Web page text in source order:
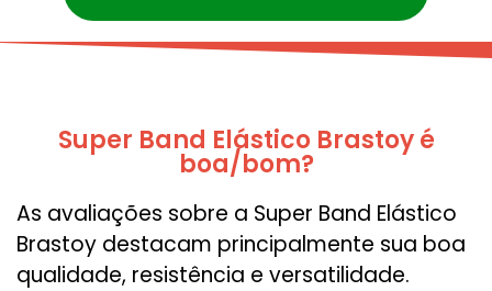
Super Band Elástico Brastoy é
boa/bom?
As avaliações sobre a Super Band Elástico
Brastoy destacam principalmente sua boa
qualidade, resistência e versatilidade.